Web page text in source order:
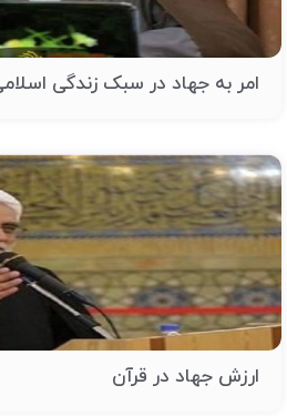
امر به جهاد در سبک زندگی اسلامی
ارزش جهاد در قرآن